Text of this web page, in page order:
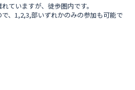
ていますが、徒歩圏内です。
、1,2,3,部いずれかのみの参加も可能で